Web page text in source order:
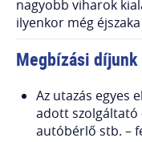
nagyobb viharok
ilyenkor még
Megbízási díjunk
Az utazás egyes
adott szolgáltató
autóbérlő stb. –